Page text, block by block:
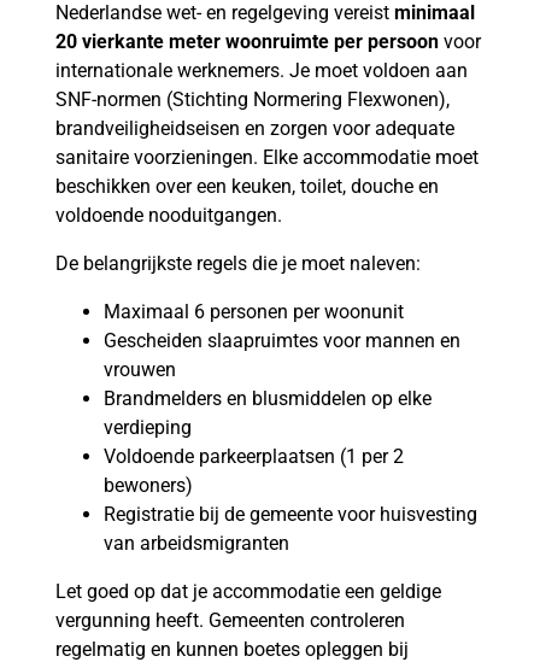
Nederlandse wet- en regelgeving vereist minimaal
20 vierkante meter woonruimte per persoon voor
internationale werknemers. Je moet voldoen aan
SNF-normen (Stichting Normering Flexwonen),
brandveiligheidseisen en zorgen voor adequate
sanitaire voorzieningen. Elke accommodatie moet
beschikken over een keuken, toilet, douche en
voldoende nooduitgangen.
De belangrijkste regels die je moet naleven:
Maximaal 6 personen per woonunit
Gescheiden slaapruimtes voor mannen en
vrouwen
Brandmelders en blusmiddelen op elke
verdieping
Voldoende parkeerplaatsen (1 per 2
bewoners)
Registratie bij de gemeente voor huisvesting
van arbeidsmigranten
Let goed op dat je accommodatie een geldige
vergunning heeft. Gemeenten controleren
regelmatig en kunnen boetes opleggen bij